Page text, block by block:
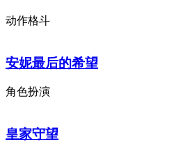
动作格斗
安妮最后的希望
角色扮演
皇家守望